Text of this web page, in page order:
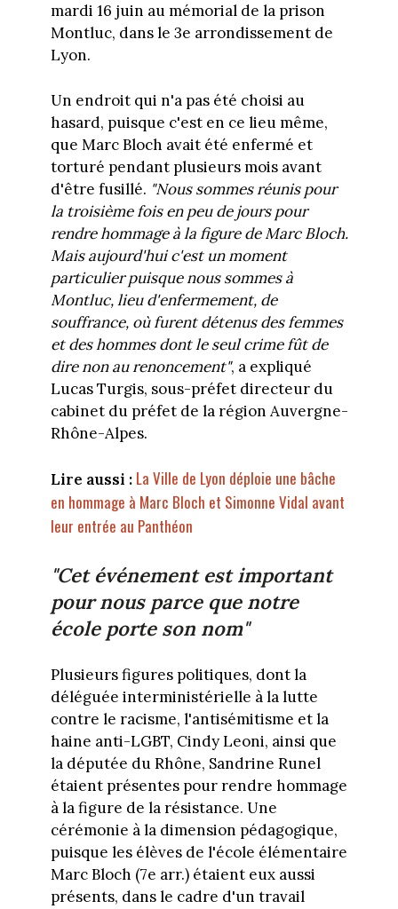
mardi 16 juin au mémorial de la prison
Montluc, dans le 3e arrondissement de
Lyon.
Un endroit qui n'a pas été choisi au
hasard, puisque c'est en ce lieu même,
que Marc Bloch avait été enfermé et
torturé pendant plusieurs mois avant
d'être fusillé. "Nous sommes réunis pour
la troisième fois en peu de jours pour
rendre hommage à la figure de Marc Bloch.
Mais aujourd'hui c'est un moment
particulier puisque nous sommes à
Montluc, lieu d'enfermement, de
souffrance, où furent détenus des femmes
et des hommes dont le seul crime fût de
dire non au renoncement", a expliqué
Lucas Turgis, sous-préfet directeur du
cabinet du préfet de la région Auvergne-
Rhône-Alpes.
Lire aussi : La Ville de Lyon déploie une bâche
en hommage à Marc Bloch et Simonne Vidal avant
leur entrée au Panthéon
"Cet événement est important
pour nous parce que notre
école porte son nom"
Plusieurs figures politiques, dont la
déléguée interministérielle à la lutte
contre le racisme, l'antisémitisme et la
haine anti-LGBT, Cindy Leoni, ainsi que
la députée du Rhône, Sandrine Runel
étaient présentes pour rendre hommage
à la figure de la résistance. Une
cérémonie à la dimension pédagogique,
puisque les élèves de l'école élémentaire
Marc Bloch (7e arr.) étaient eux aussi
présents, dans le cadre d'un travail